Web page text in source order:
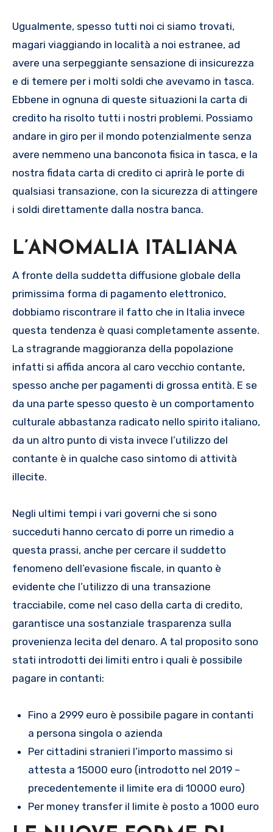
Ugualmente, spesso tutti noi ci siamo trovati,
magari viaggiando in località a noi estranee, ad
avere una serpeggiante sensazione di insicurezza
e di temere per i molti soldi che avevamo in tasca.
Ebbene in ognuna di queste situazioni la carta di
credito ha risolto tutti i nostri problemi. Possiamo
andare in giro per il mondo potenzialmente senza
avere nemmeno una banconota fisica in tasca, e la
nostra fidata carta di credito ci aprirà le porte di
qualsiasi transazione, con la sicurezza di attingere
i soldi direttamente dalla nostra banca.
L’ANOMALIA ITALIANA
A fronte della suddetta diffusione globale della
primissima forma di pagamento elettronico,
dobbiamo riscontrare il fatto che in Italia invece
questa tendenza è quasi completamente assente.
La stragrande maggioranza della popolazione
infatti si affida ancora al caro vecchio contante,
spesso anche per pagamenti di grossa entità. E se
da una parte spesso questo è un comportamento
culturale abbastanza radicato nello spirito italiano,
da un altro punto di vista invece l’utilizzo del
contante è in qualche caso sintomo di attività
illecite.
Negli ultimi tempi i vari governi che si sono
succeduti hanno cercato di porre un rimedio a
questa prassi, anche per cercare il suddetto
fenomeno dell’evasione fiscale, in quanto è
evidente che l’utilizzo di una transazione
tracciabile, come nel caso della carta di credito,
garantisce una sostanziale trasparenza sulla
provenienza lecita del denaro. A tal proposito sono
stati introdotti dei limiti entro i quali è possibile
pagare in contanti:
Fino a 2999 euro è possibile pagare in contanti
a persona singola o azienda
Per cittadini stranieri l’importo massimo si
attesta a 15000 euro (introdotto nel 2019 –
precedentemente il limite era di 10000 euro)
Per money transfer il limite è posto a 1000 euro